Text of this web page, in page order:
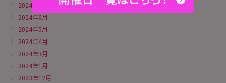
2024年7月
2024年6月
2024年5月
2024年4月
2024年3月
2024年1月
2023年12月